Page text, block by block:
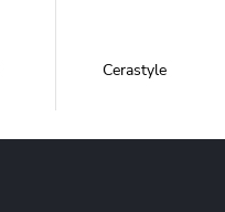
Cerastyle